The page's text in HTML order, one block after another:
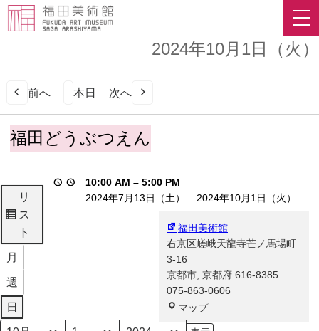
2024年10月1日（火）
前へ 本日 次へ
福
田
つ
ん
福田どうぶつえん
10:00 AM – 5:00 PM
2024年7月13日（土）
– 2024年10月1日（火）
福田美術館
右京区嵯峨天龍寺芒ノ馬場町
3-16
京都市 京都府 616-8385
075-863-0606
マップ福
田
リ
ス
ト
表
月
週
日